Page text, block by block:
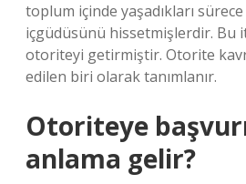
toplum içinde yaşadıkları
içgüdüsünü hissetmişlerdir. Bu
otoriteyi getirmiştir. Otorite
edilen biri olarak tanımlanır.
Otoriteye
anlama gelir?